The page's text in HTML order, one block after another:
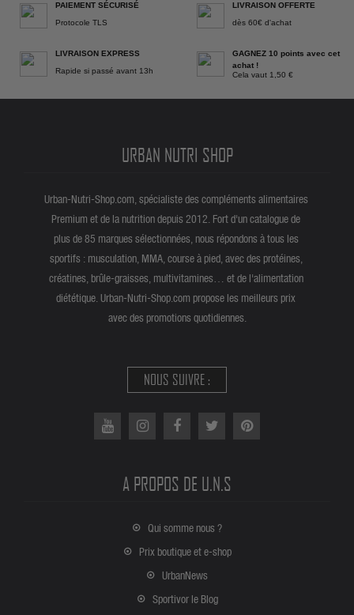
PAIEMENT SÉCURISÉ
Protocole TLS
LIVRAISON OFFERTE
dès 60€ d'achat
LIVRAISON EXPRESS
Rapide si passé avant 13h
GAGNEZ 10 points avec cet
achat !
Cela vaut 1,50 €
URBAN NUTRI SHOP
Urban-Nutri-Shop.com, spécialiste des compléments alimentaires
Premium et de la nutrition depuis 2012. Fort d'un catalogue de
plus de 85 marques sélectionnées, nous répondons à tous les
sportifs : musculation, MMA, course à pied, avec des protéines,
créatines, brûle-graisses, multivitamines… et de l'alimentation
diététique. Urban-Nutri-Shop.com propose les meilleurs prix
avec des promotions quotidiennes.
NOUS SUIVRE :
A PROPOS DE U.N.S
Qui somme nous ?
Prix boutique et e-shop
UrbanNews
Sportivor le Blog